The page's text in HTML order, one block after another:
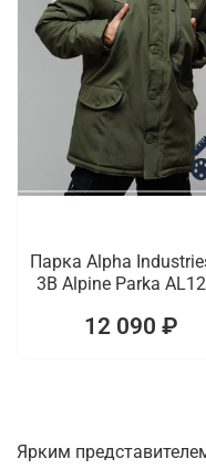
Парка Alpha
3B Alpine Parka
12 090 ₽
Ярким